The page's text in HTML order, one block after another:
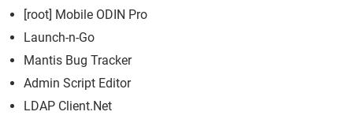
[root] Mobile ODIN Pro
Launch-n-Go
Mantis Bug Tracker
Admin Script Editor
LDAP Client.Net